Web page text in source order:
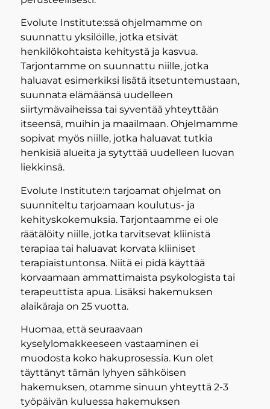
Evolute Institute:ssä ohjelmamme on
suunnattu yksilöille, jotka etsivät
henkilökohtaista kehitystä ja kasvua.
Tarjontamme on suunnattu niille, jotka
haluavat esimerkiksi lisätä itsetuntemustaan,
suunnata elämäänsä uudelleen
siirtymävaiheissa tai syventää yhteyttään
itseensä, muihin ja maailmaan. Ohjelmamme
sopivat myös niille, jotka haluavat tutkia
henkisiä alueita ja sytyttää uudelleen luovan
liekkinsä.
Evolute Institute:n tarjoamat ohjelmat on
suunniteltu tarjoamaan koulutus- ja
kehityskokemuksia. Tarjontaamme ei ole
räätälöity niille, jotka tarvitsevat kliinistä
terapiaa tai haluavat korvata kliiniset
terapiaistuntonsa. Niitä ei pidä käyttää
korvaamaan ammattimaista psykologista tai
terapeuttista apua. Lisäksi hakemuksen
alaikäraja on 25 vuotta.
Huomaa, että seuraavaan
kyselylomakkeeseen vastaaminen ei
muodosta koko hakuprosessia. Kun olet
täyttänyt tämän lyhyen sähköisen
hakemuksen, otamme sinuun yhteyttä 2-3
työpäivän kuluessa hakemuksen